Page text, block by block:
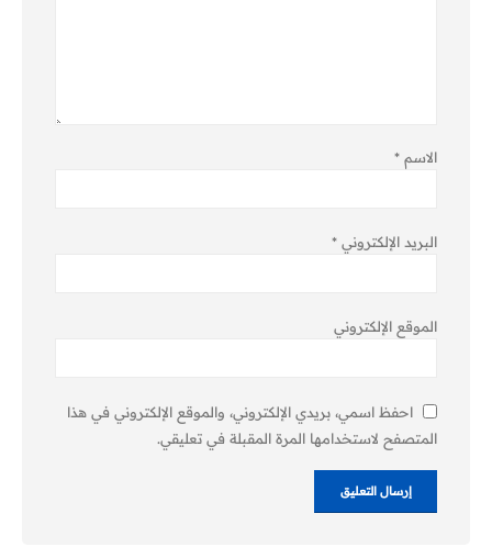
الاسم *
البريد الإلكتروني *
الموقع الإلكتروني
احفظ اسمي، بريدي الإلكتروني، والموقع الإلكتروني في هذا
المتصفح لاستخدامها المرة المقبلة في تعليقي.